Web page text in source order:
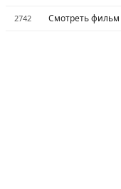
2742 Смотреть фильм